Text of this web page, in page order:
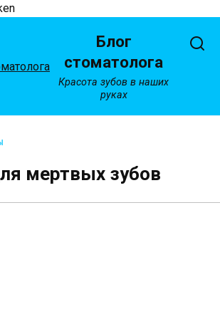
Блог
стоматолога
Красота зубов в наших
руках
мертвых зубов